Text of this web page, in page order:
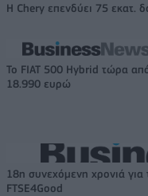
Η Chery επενδύει 75 εκατ.
Το FIAT 500 Hybrid τώρα
18.990 ευρώ
18η συνεχόμενη χρονιά
FTSE4Good